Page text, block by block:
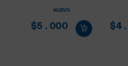
NUEVO
$5.000